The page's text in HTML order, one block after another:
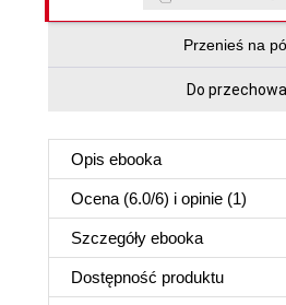
Przenieś na
Do
Opis ebooka
Ocena (6.0/6) i opinie (1)
Szczegóły ebooka
Dostępność produktu